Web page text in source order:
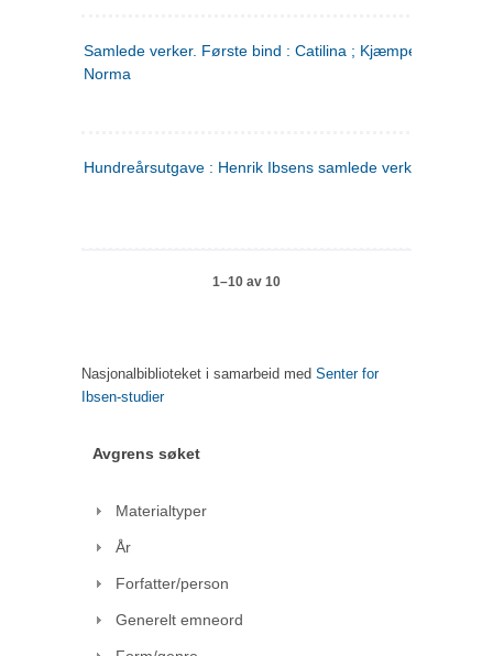
Samlede verker. Første bind : Catilina ; Kjæmpehøien ;
Norma
Hundreårsutgave : Henrik Ibsens samlede verker. 1
1–10 av 10
Nasjonalbiblioteket i samarbeid med Senter for
Ibsen-studier
Avgrens søket
Materialtyper
År
Forfatter/person
Generelt emneord